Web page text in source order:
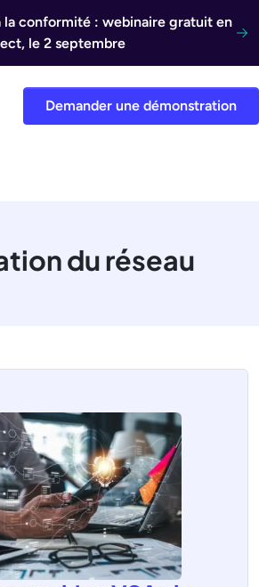
la conformité : webinaire gratuit en
le 2 septembre
Demander une démonstration
du réseau